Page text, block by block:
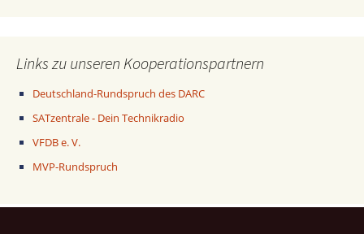
Links zu unseren Kooperationspartnern
Deutschland-Rundspruch des DARC
SATzentrale - Dein Technikradio
VFDB e. V.
MVP-Rundspruch